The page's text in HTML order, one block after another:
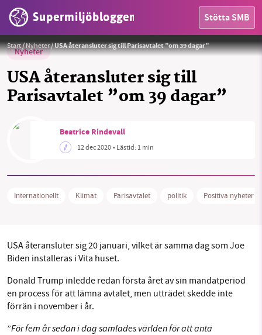
Supermiljöbloggen Stötta SMB
HEM
OMRÅDEN
Threads LinkedIn
Start/Nyheter/USA återansluter sig till Parisavtalet ”om 39 dagar”
Nyheter
USA återansluter sig till
Parisavtalet ”om 39 dagar”
Foto:Public Domain
Beatrice Rindevall
12 dec 2020• Lästid: 1 min
Internationellt Klimat Parisavtalet politik Positiva nyheter
USA återansluter sig 20 januari, vilket är samma dag som Joe
Biden installeras i Vita huset.
Donald Trump inledde redan första året av sin mandatperiod
en process för att lämna avtalet, men utträdet skedde inte
förrän i november i år.
”För fem år sedan i dag samlades världen för att anta
SMB kämpar för en hållbar framtid. Sedan
starten 2010 har vår ideella redaktion drivit